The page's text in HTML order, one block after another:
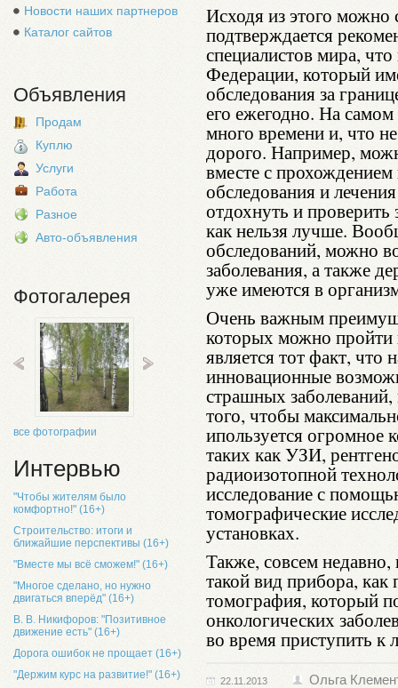
Новости наших партнеров
Каталог сайтов
Объявления
Продам
Куплю
Услуги
Работа
Разное
Авто-объявления
Фотогалерея
все фотографии
Интервью
"Чтобы жителям было
комфортно!" (16+)
Строительство: итоги и
ближайшие перспективы (16+)
"Вместе мы всё сможем!" (16+)
"Многое сделано, но нужно
двигаться вперёд" (16+)
В. В. Никифоров: "Позитивное
движение есть" (16+)
Дорога ошибок не прощает (16+)
"Держим курс на развитие!" (16+)
Исходя из этого можно
подтверждается
специалистов мира,
Федерации, который
обследования за
его ежегодно. На самом
много времени и, что
дорого. Например,
вместе с
обследования и
отдохнуть и проверить
как нельзя лучше.
обследований, можно
заболевания, а также
уже имеются в
Очень важным
которых можно пройти
является тот факт, что
инновационные
страшных
того, чтобы
ипользуется огромное
таких как УЗИ,
радиоизотопной
исследование с
томографические
установках.
Также, совсем
такой вид прибора,
томография, который
онкологических
во время приступить к
22.11.2013 Ольга